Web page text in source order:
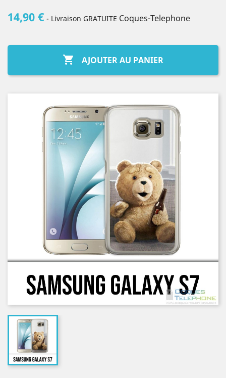
14,90 € - Livraison GRATUITE Coques-Telephone
 AJOUTER AU PANIER